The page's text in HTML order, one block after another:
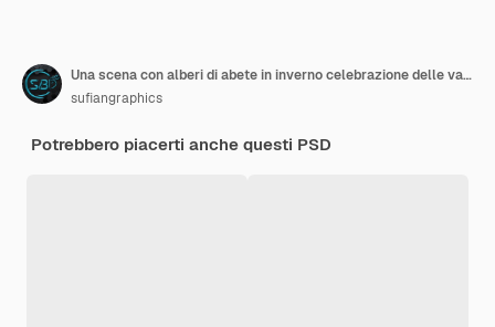
Una scena con alberi di abete in inverno celebrazione delle vacanze di Natale o magica foresta di pini fredda o f
sufiangraphics
Potrebbero piacerti anche questi PSD